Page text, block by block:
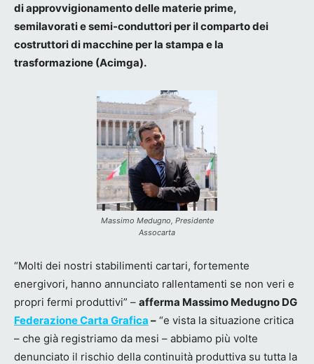
diapprovvigionamento delle materie prime,
semilavorati e semi-conduttori per il comparto dei
costruttori di macchine per la stampa e la
trasformazione (Acimga).
Massimo Medugno, Presidente
Assocarta
“Molti dei nostri stabilimenti cartari, fortemente
energivori, hanno annunciato rallentamenti se non veri e
propri fermi produttivi” – afferma Massimo Medugno DG
Federazione Carta Grafica – “e vista la situazione critica
– che già registriamo da mesi – abbiamo più volte
denunciato il rischio della continuità produttiva su tutta la